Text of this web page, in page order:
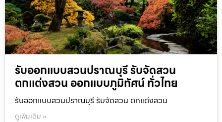
รับออกแบบสวนปราณบุรี รับจัดสวน
ตกแต่งสวน ออกแบบภูมิทัศน์ ทั่วไทย
รับออกแบบสวนปราณบุรี รับจัดสวน ตกแต่งสวน
ดูเพิ่มเติม »